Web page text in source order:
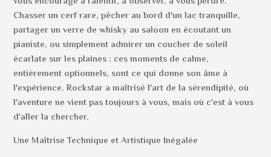
Chasser un cerf rare, pêcher au bord d'un lac tranquille,
partager un verre de whisky au saloon en écoutant un
pianiste, ou simplement admirer un coucher de soleil
écarlate sur les plaines : ces moments de calme,
entièrement optionnels, sont ce qui donne son âme à
l'expérience. Rockstar a maîtrisé l'art de la sérendipité, où
l'aventure ne vient pas toujours à vous, mais où c'est à vous
d'aller la chercher.
Une Maîtrise Technique et Artistique Inégalée